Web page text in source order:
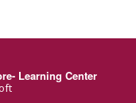
Learning Center